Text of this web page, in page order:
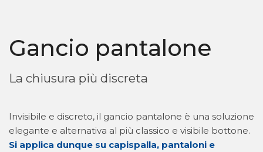
Gancio pantalone
La chiusura più discreta
Invisibile e discreto, il gancio pantalone è una soluzione
elegante e alternativa al più classico e visibile bottone.
Si applica dunque su capispalla, pantaloni e